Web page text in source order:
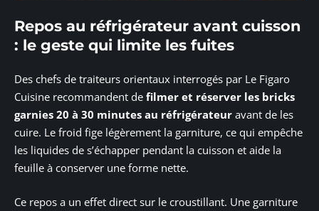
Repos au réfrigérateur avant cuisson
: le geste qui limite les fuites
Des chefs de traiteurs orientaux interrogés par Le Figaro
Cuisine recommandent de filmer et réserver les bricks
garnies 20 à 30 minutes au réfrigérateur avant de les
cuire. Le froid fige légèrement la garniture, ce qui empêche
les liquides de s’échapper pendant la cuisson et aide la
feuille à conserver une forme nette.
Ce repos a un effet direct sur le croustillant. Une garniture